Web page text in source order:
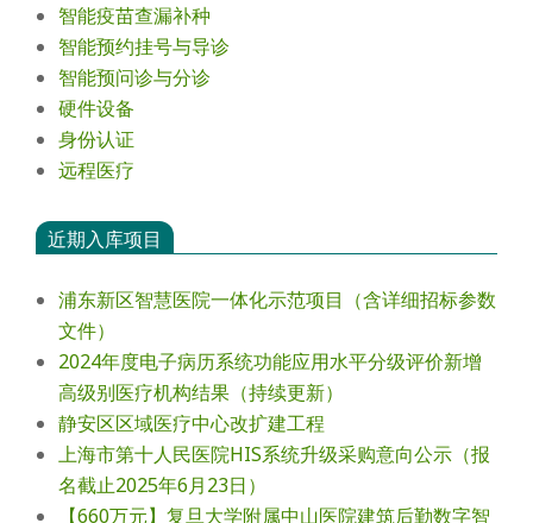
智能疫苗查漏补种
智能预约挂号与导诊
智能预问诊与分诊
硬件设备
身份认证
远程医疗
近期入库项目
浦东新区智慧医院一体化示范项目（含详细招标参数
文件）
2024年度电⼦病历系统功能应⽤⽔平分级评价新增
⾼级别医疗机构结果（持续更新）
静安区区域医疗中心改扩建工程
上海市第十人民医院HIS系统升级采购意向公示（报
名截止2025年6月23日）
【660万元】复旦大学附属中山医院建筑后勤数字智